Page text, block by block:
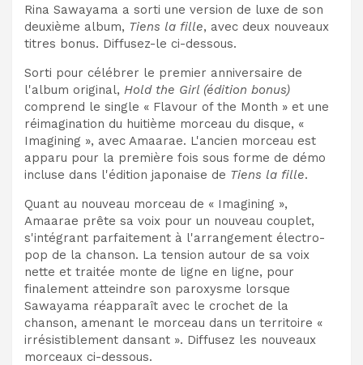
Rina Sawayama a sorti une version de luxe de son
deuxième album, Tiens la fille, avec deux nouveaux
titres bonus. Diffusez-le ci-dessous.
Sorti pour célébrer le premier anniversaire de
l'album original, Hold the Girl (édition bonus)
comprend le single « Flavour of the Month » et une
réimagination du huitième morceau du disque, «
Imagining », avec Amaarae. L'ancien morceau est
apparu pour la première fois sous forme de démo
incluse dans l'édition japonaise de Tiens la fille.
Quant au nouveau morceau de « Imagining »,
Amaarae prête sa voix pour un nouveau couplet,
s'intégrant parfaitement à l'arrangement électro-
pop de la chanson. La tension autour de sa voix
nette et traitée monte de ligne en ligne, pour
finalement atteindre son paroxysme lorsque
Sawayama réapparaît avec le crochet de la
chanson, amenant le morceau dans un territoire «
irrésistiblement dansant ». Diffusez les nouveaux
morceaux ci-dessous.